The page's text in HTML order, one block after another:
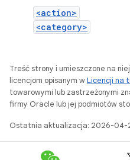
<action>
<category>
Treść strony i umieszczone na
licencjom opisanym wLicencji na
towarowymi lub zastrzeżonymi
firmy Oracle lub jej podmiotów
Ostatnia aktualizacja: 2026-04-